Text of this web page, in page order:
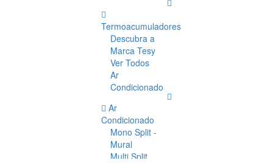
Termoacumuladores
Descubra a
Marca Tesy
Ver Todos
Ar
Condicionado
Ar
Condicionado
Mono Split -
Mural
Multi Split